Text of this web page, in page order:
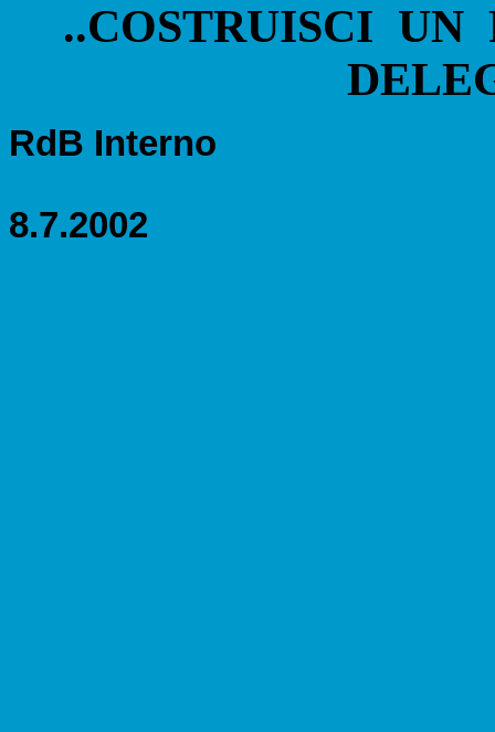
..COSTRUISCI UN
RdB Interno
8.7.2002